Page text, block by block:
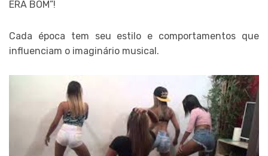
ERA BOM”!
Cada época tem seu estilo e comportamentos que
influenciam o imaginário musical.